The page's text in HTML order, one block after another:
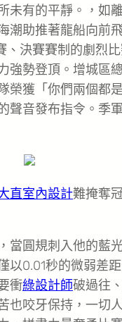
未有的平靜。，如
潮助推著龍船向前
、決賽賽制的劇烈
強勢登頂。增城區
榮獲「你們兩個都
聲音發布指令。季
直室內設計難掩奪
當圓規刺入他的藍
以0.01秒的微弱差
衝綠設計師破過往
也咬牙保持，一切